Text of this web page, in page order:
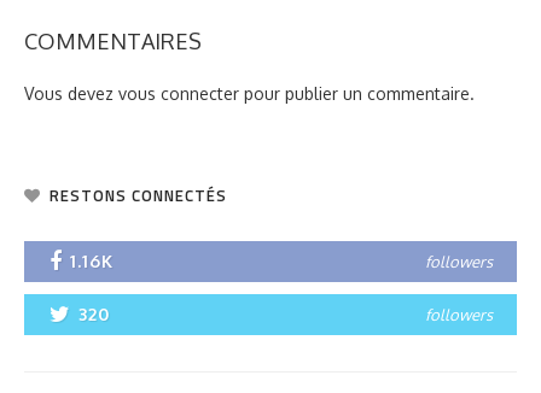
COMMENTAIRES
Vous devez vous connecter pour publier un commentaire.
RESTONS CONNECTÉS
1.16K followers
320 followers